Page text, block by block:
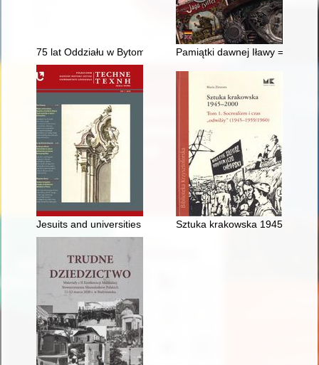
75 lat Oddziału w Bytomiu 1946-2021Pamiątki dawnej Iławy =
Jesuits and universities - recenzja]Sztuka krakowska 1945-2000.